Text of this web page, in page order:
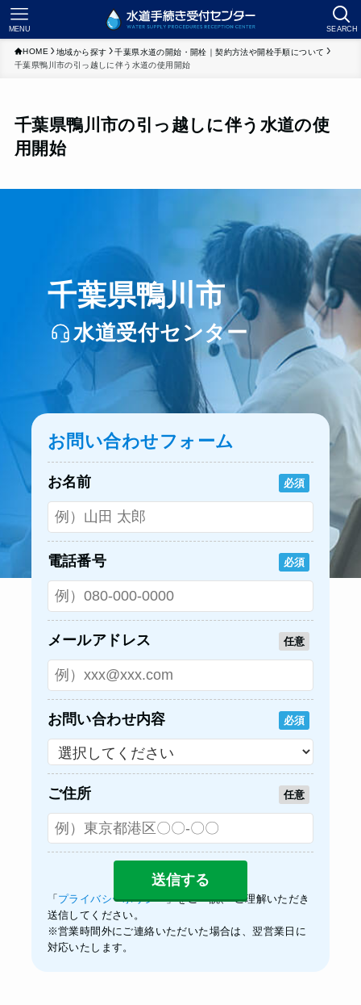
SEARCH
MENU
HOME 地域から探す
千葉県水道の開始・開栓｜契約方法や開栓手順について
千葉県鴨川市の引っ越しに伴う水道の使用開始
千葉県鴨川市の引っ越しに伴う水道の使
用開始
千葉県鴨川市
水道受付センター
お問い合わせフォーム
お名前 必須
電話番号 必須
メールアドレス 任意
お問い合わせ内容 必須
ご住所 任意
「 プライバシーポリシー」をご一読、 ご理解いただき
送信してください。
※営業時間外にご連絡いただいた場合は、翌営業日に
対応いたします。